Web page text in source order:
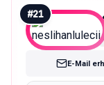
#21
E-Mail